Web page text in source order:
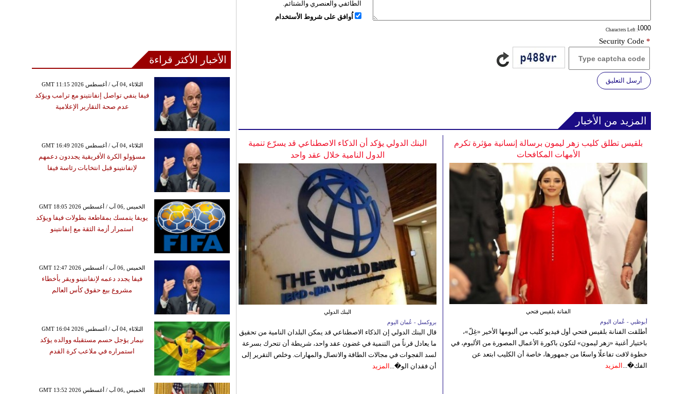
: Characters Left
الطائفي والعنصري والشتائم.
اُوافق على شروط الأستخدام
Security Code *
أرسل التعليق
المزيد من الأخبار
البنك الدولي يؤكد أن الذكاء الاصطناعي قد يسرّع تنمية
الدول النامية خلال عقد واحد
البنك الدولي
بروكسل - عُمان اليوم
قال البنك الدولي إن الذكاء الاصطناعي قد يمكن البلدان النامية من تحقيق
ما يعادل قرناً من التنمية في غضون عقد واحد، شريطة أن تتحرك بسرعة
لسد الفجوات في مجالات الطاقة والاتصال والمهارات. وخلص التقرير إلى
أن فقدان الو�... المزيد
بلقيس تطلق كليب زهر ليمون برسالة إنسانية مؤثرة تكرم
الأمهات المكافحات
الفنانة بلقيس فتحي
أبوظبي - عُمان اليوم
أطلقت الفنانة بلقيس فتحي أول فيديو كليب من ألبومها الأخير «غِلّ»،
باختيار أغنية «زهر ليمون» لتكون باكورة الأعمال المصورة من الألبوم، في
خطوة لاقت تفاعلًا واسعًا من جمهورها، خاصة أن الكليب ابتعد عن
الفك�... المزيد
الأخبار الأكثر قراءة
GMT 11:15 2026 الثلاثاء ,04 آب / أغسطس
فيفا ينفي تواصل إنفانتينو مع ترامب ويؤكد
عدم صحة التقارير الإعلامية
GMT 16:49 2026 الثلاثاء ,04 آب / أغسطس
مسؤولو الكرة الأفريقية يجددون دعمهم
لإنفانتينو قبل انتخابات رئاسة فيفا
GMT 18:05 2026 الخميس ,06 آب / أغسطس
يويفا يتمسك بمقاطعة بطولات فيفا ويؤكد
استمرار أزمة الثقة مع إنفانتينو
GMT 12:47 2026 الخميس ,06 آب / أغسطس
فيفا يجدد دعمه لإنفانتينو ويقر بأخطاء
مشروع بيع حقوق كأس العالم
GMT 16:04 2026 الثلاثاء ,04 آب / أغسطس
نيمار يؤجل حسم مستقبله ووالده يؤكد
استمراره في ملاعب كرة القدم
GMT 13:52 2026 الخميس ,06 آب / أغسطس